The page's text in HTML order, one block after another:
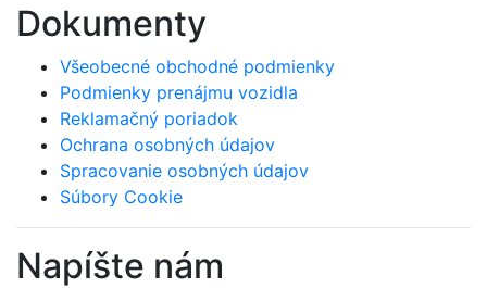
Dokumenty
Všeobecné obchodné podmienky
Podmienky prenájmu vozidla
Reklamačný poriadok
Ochrana osobných údajov
Spracovanie osobných údajov
Súbory Cookie
Napíšte nám